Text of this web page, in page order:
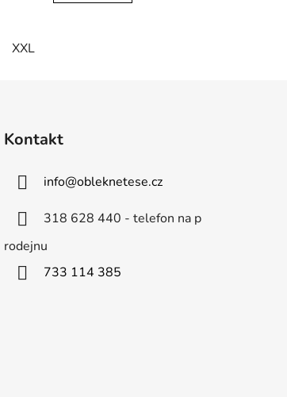
XXL
Kontakt
info@obleknetese.cz
318 628 440 - telefon na p
rodejnu
733 114 385